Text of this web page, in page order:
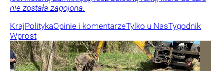
nie została zagojona.
KrajPolitykaOpinie i komentarzeTylko u NasTygodnik
Wprost